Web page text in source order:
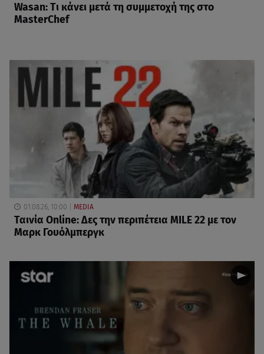
Wasan: Tι κάνει μετά τη συμμετοχή της στο
MasterChef
01.08.26, 10:00 MEDIA
Ταινία Online: Δες την περιπέτεια MILE 22 με τον
Μαρκ Γουόλμπεργκ